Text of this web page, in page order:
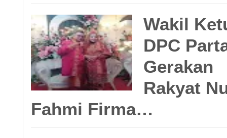
Wakil
DPC
Gerakan
Rakyat
Fahmi Firma…